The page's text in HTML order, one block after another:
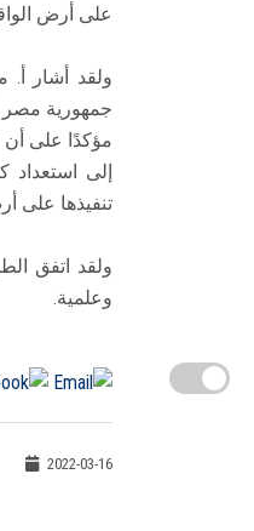
على أرض
ولقد أشار أ.
جمهورية مصر
مؤكدًا على أن
إلى استعداد
تنفيذها على
ولقد اتفق
وعلمية.
2022-03-16